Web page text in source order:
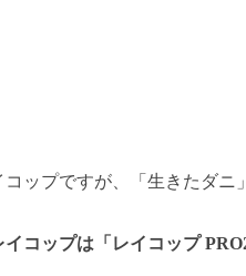
コップですが、「生きたダ
コップは「レイコップ